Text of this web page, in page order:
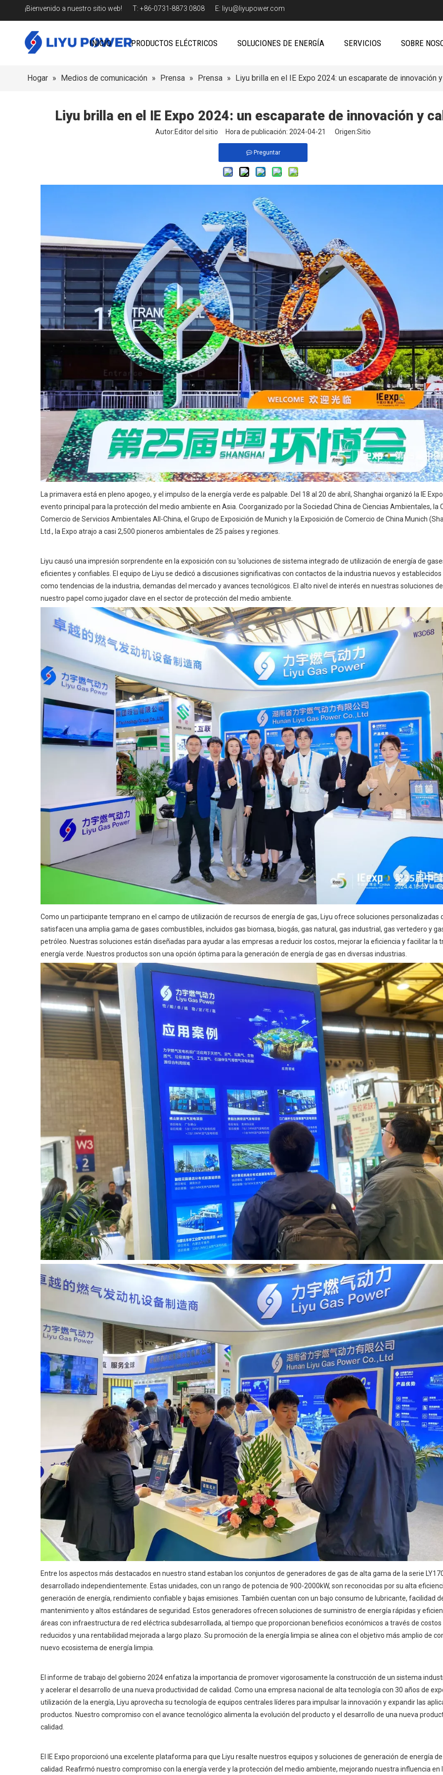
¡Bienvenido a nuestro sitio web! T: +86-0731-8873 0808 E: liyu@liyupower.com
INICIO PRODUCTOS ELÉCTRICOS SOLUCIONES DE ENERGÍA SERVICIOS SOBRE
Hogar » Medios de comunicación » Prensa » Prensa » Liyu brilla en el IE Expo 2024: un escaparate de innovación
Liyu brilla en el IE Expo 2024: un escaparate de innovación y
Autor:Editor del sitio Hora de publicación: 2024-04-21 Origen:Sitio
Preguntar
La primavera está en pleno apogeo, y el impulso de la energía verde es palpable. Del 18 al 20 de abril, Shanghai organizó la IE
evento principal para la protección del medio ambiente en Asia. Coorganizado por la Sociedad China de Ciencias Ambientales, la
Comercio de Servicios Ambientales All-China, el Grupo de Exposición de Munich y la Exposición de Comercio de China Munich
Ltd., la Expo atrajo a casi 2,500 pioneros ambientales de 25 países y regiones.
Liyu causó una impresión sorprendente en la exposición con su 'soluciones de sistema integrado de utilización de energía de
eficientes y confiables. El equipo de Liyu se dedicó a discusiones significativas con contactos de la industria nuevos y
como tendencias de la industria, demandas del mercado y avances tecnológicos. El alto nivel de interés en nuestras soluciones
nuestro papel como jugador clave en el sector de protección del medio ambiente.
Como un participante temprano en el campo de utilización de recursos de energía de gas, Liyu ofrece soluciones personalizadas
satisfacen una amplia gama de gases combustibles, incluidos gas biomasa, biogás, gas natural, gas industrial, gas vertedero y
petróleo. Nuestras soluciones están diseñadas para ayudar a las empresas a reducir los costos, mejorar la eficiencia y facilitar la
energía verde. Nuestros productos son una opción óptima para la generación de energía de gas en diversas industrias.
Entre los aspectos más destacados en nuestro stand estaban los conjuntos de generadores de gas de alta gama de la serie
desarrollado independientemente. Estas unidades, con un rango de potencia de 900-2000kW, son reconocidas por su alta
generación de energía, rendimiento confiable y bajas emisiones. También cuentan con un bajo consumo de lubricante, facilidad
mantenimiento y altos estándares de seguridad. Estos generadores ofrecen soluciones de suministro de energía rápidas y
áreas con infraestructura de red eléctrica subdesarrollada, al tiempo que proporcionan beneficios económicos a través de costos
reducidos y una rentabilidad mejorada a largo plazo. Su promoción de la energía limpia se alinea con el objetivo más amplio de
nuevo ecosistema de energía limpia.
El informe de trabajo del gobierno 2024 enfatiza la importancia de promover vigorosamente la construcción de un sistema
y acelerar el desarrollo de una nueva productividad de calidad. Como una empresa nacional de alta tecnología con 30 años de
utilización de la energía, Liyu aprovecha su tecnología de equipos centrales líderes para impulsar la innovación y expandir las
productos. Nuestro compromiso con el avance tecnológico alimenta la evolución del producto y el desarrollo de una nueva
calidad.
El IE Expo proporcionó una excelente plataforma para que Liyu resalte nuestros equipos y soluciones de generación de energía
calidad. Reafirmó nuestro compromiso con la energía verde y la protección del medio ambiente, mejorando nuestra influencia en